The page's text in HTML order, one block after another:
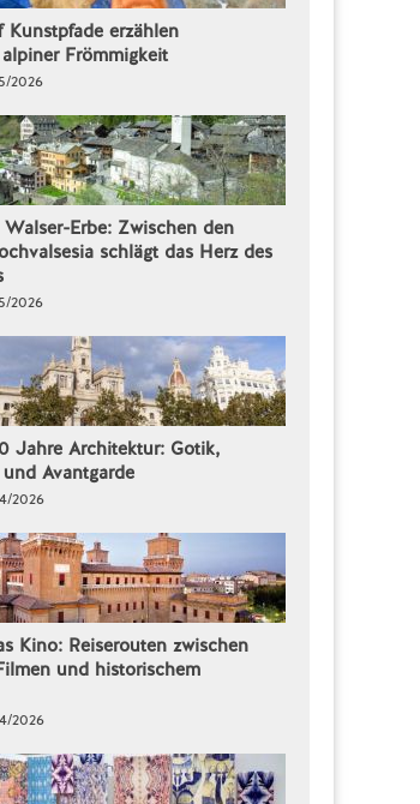
Kunstpfade erzählen
Frömmigkeit
2026
Erbe: Zwischen den
schlägt das Herz des
2026
Jahre Architektur: Gotik,
Avantgarde
2026
Kino: Reiserouten zwischen
und historischem
2026